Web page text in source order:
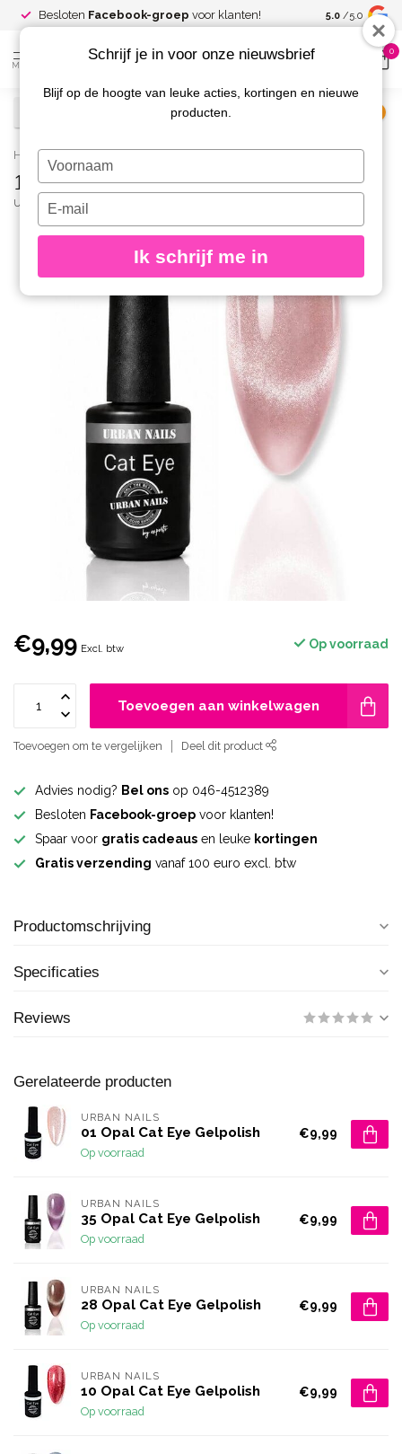
Besloten Facebook-groep voor klanten! Spaar voor
kortingen
5.0 /5.0
MENU
0
Home / 15 Opal Cat Eye Gelpolish
15 Opal Cat Eye Gelpolish
URBAN NAILS
€9,99 Excl. btw Op voorraad
Toevoegen aan winkelwagen
Toevoegen om te vergelijken Deel dit product
Advies nodig? Bel ons op 046-4512389
Besloten Facebook-groep voor klanten!
Spaar voor gratis cadeaus en leuke kortingen
Gratis verzending vanaf 100 euro excl. btw
Productomschrijving
Specificaties
Reviews
Gerelateerde producten
URBAN NAILS
01 Opal Cat Eye Gelpolish
Op voorraad
€9,99
URBAN NAILS
35 Opal Cat Eye Gelpolish
Op voorraad
€9,99
URBAN NAILS
28 Opal Cat Eye Gelpolish
Op voorraad
€9,99
URBAN NAILS
10 Opal Cat Eye Gelpolish
Op voorraad
€9,99
Schrijf je in voor onze nieuwsbrief
Blijf op de hoogte van leuke acties, kortingen en nieuwe
producten.
Typ
je
naam
Typ
je
e-
in
Ik schrijf me in